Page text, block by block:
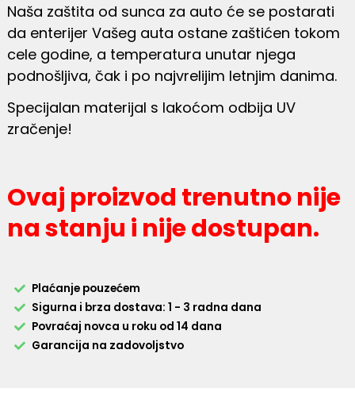
Naša zaštita od sunca za auto će se postarati
da enterijer Vašeg auta ostane zaštićen tokom
cele godine, a temperatura unutar njega
podnošljiva, čak i po najvrelijim letnjim danima.
Specijalan materijal s lakoćom odbija UV
zračenje!
Ovaj proizvod trenutno nije
na stanju i nije dostupan.
Plaćanje pouzećem
Sigurna i brza dostava: 1 - 3 radna dana
Povraćaj novca u roku od 14 dana
Garancija na zadovoljstvo